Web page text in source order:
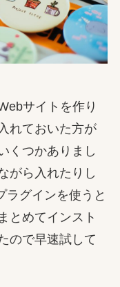
サイトを作り
れておいた方が
くつかありまし
がら入れたりし
ラグインを使うと
とめてインスト
ので早速試して